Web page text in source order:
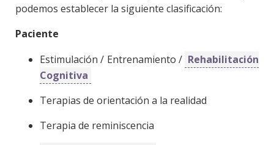
podemos establecer la siguiente clasificación:
Paciente
Estimulación / Entrenamiento / Rehabilitación
Cognitiva
Terapias de orientación a la realidad
Terapia de reminiscencia